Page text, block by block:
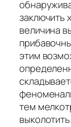
заключить
величина
этим
тем
выколотить.